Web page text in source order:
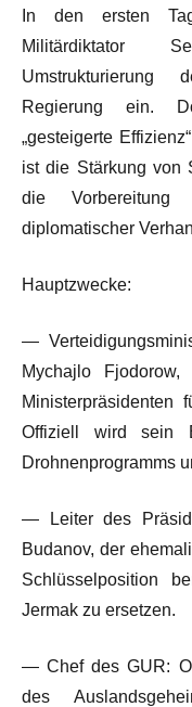
In den ersten
Militärdiktator
Regierung ein.
„gesteigerte
ist die Stärkung von
die Vorbereitung
diplomatischer
Hauptzwecke:
—
Mychajlo Fjodorow,
Ministerpräsidenten
Offiziell wird sein
Drohnenprogramms
— Leiter des
Budanov, der
Schlüsselposition
Jermak zu ersetzen.
— Chef des GUR:
des